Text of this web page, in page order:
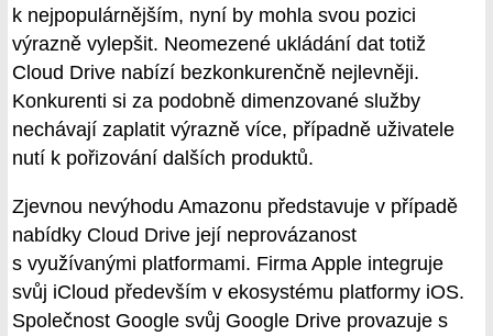
k nejpopulárnějším, nyní by mohla svou pozici
výrazně vylepšit. Neomezené ukládání dat totiž
Cloud Drive nabízí bezkonkurenčně nejlevněji.
Konkurenti si za podobně dimenzované služby
nechávají zaplatit výrazně více, případně uživatele
nutí k pořizování dalších produktů.
Zjevnou nevýhodu Amazonu představuje v případě
nabídky Cloud Drive její neprovázanost
s využívanými platformami. Firma Apple integruje
svůj iCloud především v ekosystému platformy iOS.
Společnost Google svůj Google Drive provazuje s